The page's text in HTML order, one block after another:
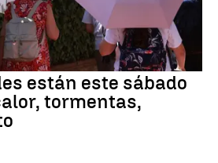
están este sábado
tormentas,